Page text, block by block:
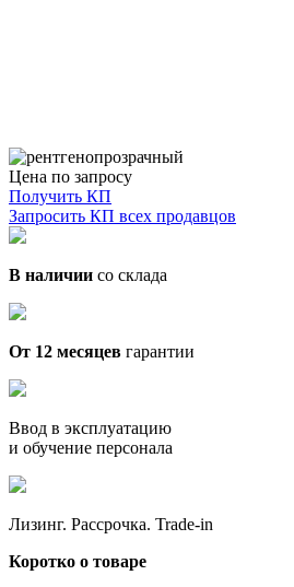
Цена по запросу
Получить КП
Запросить КП всех продавцов
В наличии со склада
От 12 месяцев гарантии
Ввод в эксплуатацию
и обучение персонала
Лизинг. Рассрочка. Trade-in
Коротко о товаре